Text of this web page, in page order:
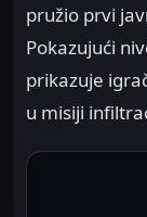
pružio prvi
Pokazujući
prikazuje
u misiji